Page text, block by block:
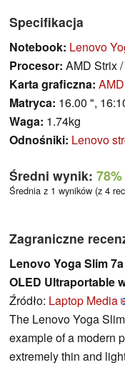
Specifikacja
Notebook: Lenovo
Procesor: AMD Strix
Karta graficzna:
Matryca: 16.00 ",
Waga: 1.74kg
Odnośniki: Lenovo
Średni wynik: 78%
Średnia z 1 wyników (z 4
Zagraniczne
Lenovo Yoga Slim
OLED Ultraportable
Źródło: Laptop Media
The Lenovo Yoga
example of a modern
extremely thin and